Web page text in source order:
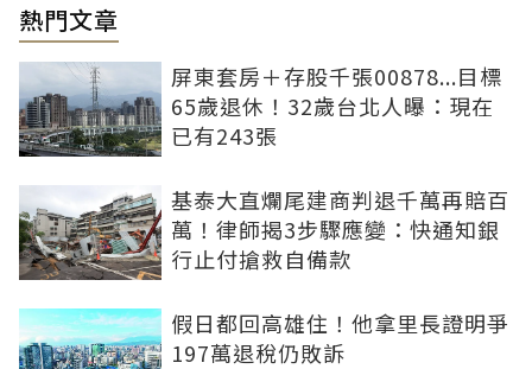
熱門文章
屏東套房＋存股千張00878...目標
65歲退休！32歲台北人曝：現在
已有243張
基泰大直爛尾建商判退千萬再賠百
萬！律師揭3步驟應變：快通知銀
行止付搶救自備款
假日都回高雄住！他拿里長證明爭
197萬退稅仍敗訴